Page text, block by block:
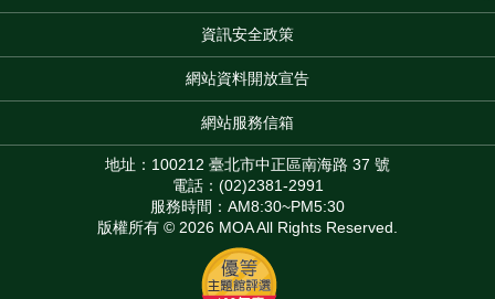
資訊安全政策
網站資料開放宣告
網站服務信箱
地址：100212 臺北市中正區南海路 37 號
電話：(02)2381-2991
服務時間：AM8:30~PM5:30
版權所有 © 2026 MOA All Rights Reserved.